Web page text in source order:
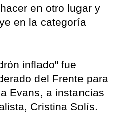
en otro lugar y
en la categoría
inflado" fue
del Frente para
Evans, a instancias
Cristina Solís.